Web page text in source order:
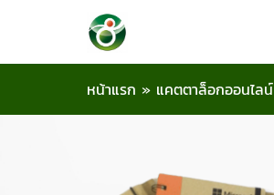
หน้าแรก » แคตตาล็อกออนไลน์